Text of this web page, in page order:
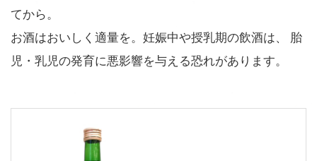
てから。
お酒はおいしく適量を。妊娠中や授乳期の飲酒は、 胎
児・乳児の発育に悪影響を与える恐れがあります。